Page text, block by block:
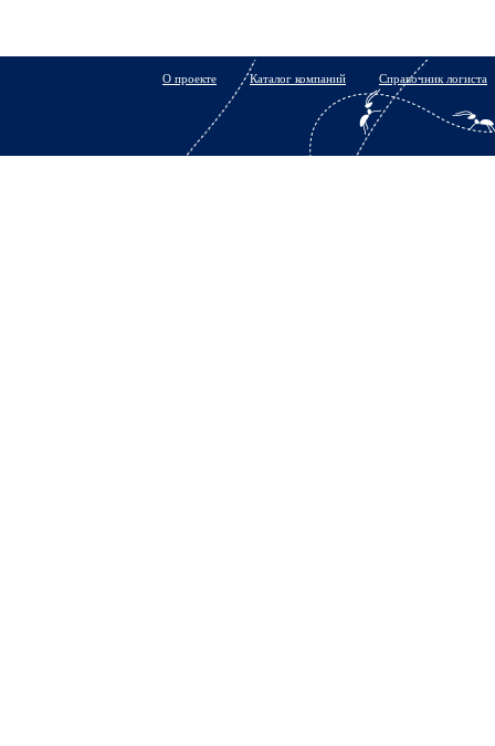
О проекте Каталог компаний Справочник логиста